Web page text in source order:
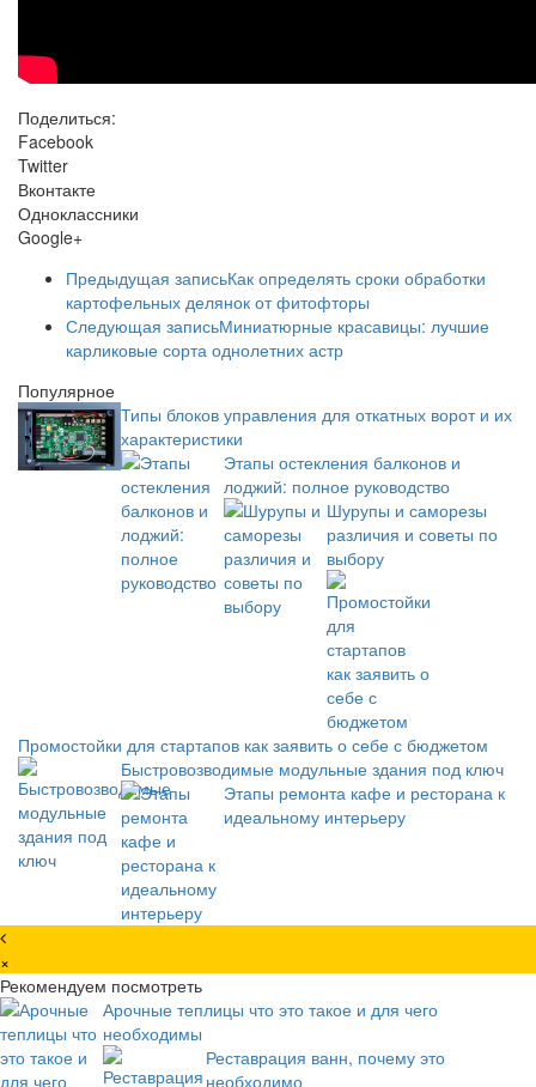
Поделиться:
Facebook
Twitter
Вконтакте
Одноклассники
Google+
Предыдущая записьКак определять сроки обработки
картофельных делянок от фитофторы
Следующая записьМиниатюрные красавицы: лучшие
карликовые сорта однолетних астр
Популярное
Типы блоков управления для откатных ворот и их
характеристики
Этапы остекления балконов и
лоджий: полное руководство
Шурупы и саморезы
различия и советы по
выбору
Промостойки для стартапов как заявить о себе с бюджетом
Быстровозводимые модульные здания под ключ
Этапы ремонта кафе и ресторана к
идеальному интерьеру
×
Рекомендуем посмотреть
Арочные теплицы что это такое и для чего
необходимы
Реставрация ванн, почему это
необходимо